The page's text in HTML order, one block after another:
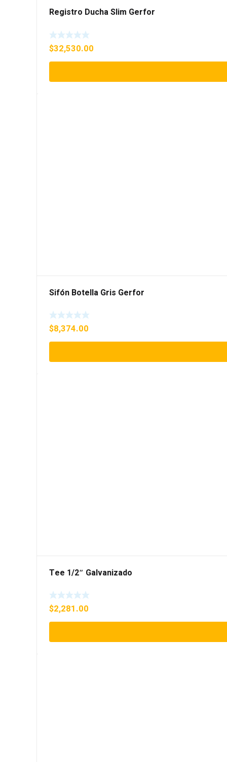
Registro Ducha Slim Gerfor
$32,530.00
Sifón Botella Gris Gerfor
$8,374.00
Tee 1/2″ Galvanizado
$2,281.00